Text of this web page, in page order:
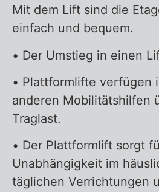
Mit dem Lift sind die
einfach und bequem.
• Der Umstieg in einen
• Plattformlifte verfügen
anderen Mobilitätshilfen
Traglast.
• Der Plattformlift sorgt
Unabhängigkeit im
täglichen Verrichtungen